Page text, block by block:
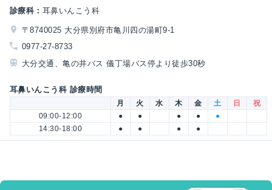
診療科： 耳鼻いんこう科
〒8740025 大分県別府市亀川四の湯町9-1
0977-27-8733
大分交通、亀の井バス 儀丁場バス停より徒歩30秒
耳鼻いんこう科 診療時間
月 火 水 木 金 土 日
祝
09:00-12:00
● ● ● ●
●
14:30-18:00
● ● ● ●